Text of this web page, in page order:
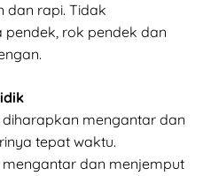
dan rapi. Tidak
rok pendek dan
mengantar dan
tepat waktu.
dan menjemput